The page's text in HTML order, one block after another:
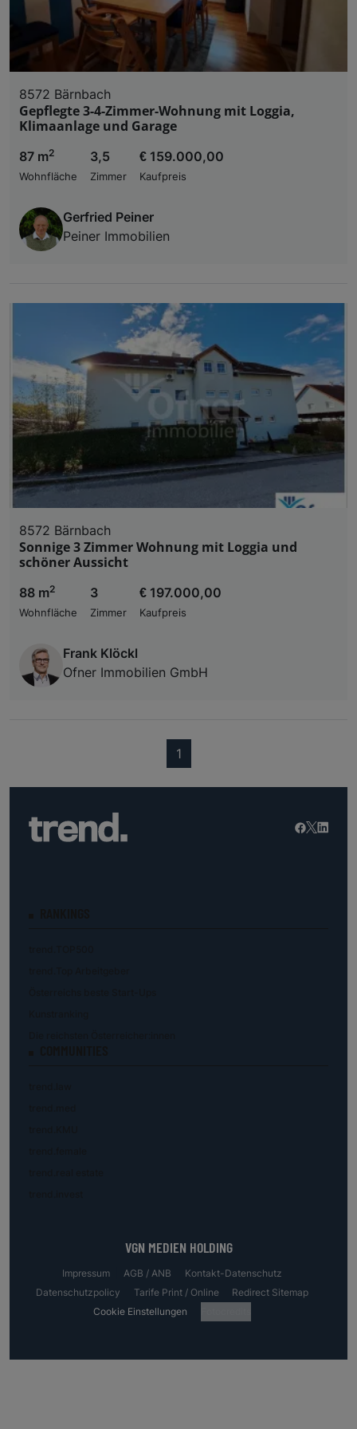
8572 Bärnbach
Gepflegte 3-4-Zimmer-Wohnung mit Loggia,
Klimaanlage und Garage
87 m2
Wohnfläche
3,5
Zimmer
€ 159.000,00
Kaufpreis
Gerfried Peiner
Peiner Immobilien
8572 Bärnbach
Sonnige 3 Zimmer Wohnung mit Loggia und
schöner Aussicht
88 m2
Wohnfläche
3
Zimmer
€ 197.000,00
Kaufpreis
Frank Klöckl
Ofner Immobilien GmbH
1(current)
VGN MEDIEN HOLDING
Impressum AGB / ANB
Kontakt-Datenschutz
Datenschutzpolicy
Tarife Print / Online
Redirect Sitemap
Cookie Einstellungen